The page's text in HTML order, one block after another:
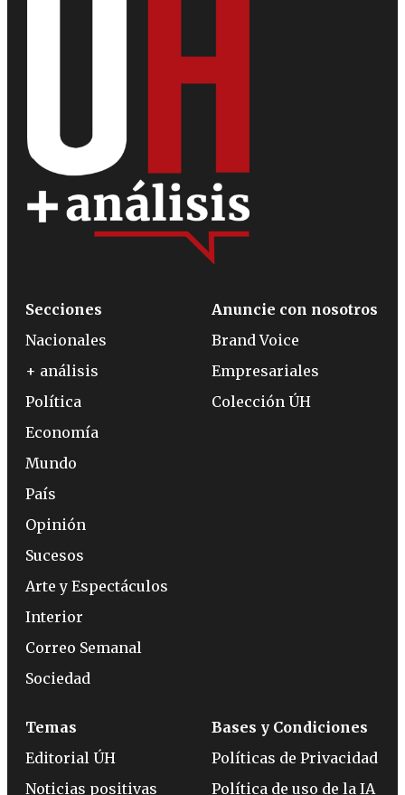
Secciones
Nacionales
+ análisis
Política
Economía
Mundo
País
Opinión
Sucesos
Arte y Espectáculos
Interior
Correo Semanal
Sociedad
Anuncie con nosotros
Brand Voice
Empresariales
Colección ÚH
Temas
Editorial ÚH
Noticias positivas
Bases y Condiciones
Políticas de Privacidad
Política de uso de la IA